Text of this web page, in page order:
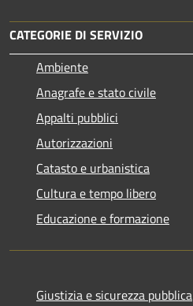
CATEGORIE DI SERVIZIO
Ambiente
Anagrafe e stato civile
Appalti pubblici
Autorizzazioni
Catasto e urbanistica
Cultura e tempo libero
Educazione e formazione
Giustizia e sicurezza pubblica